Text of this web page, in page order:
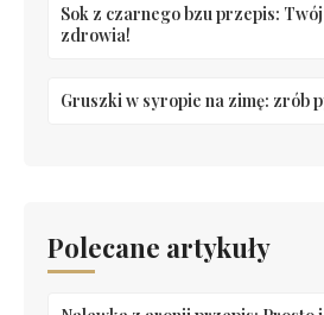
Sok z czarnego bzu przepis:
zdrowia!
Gruszki w syropie na zimę: zrób
Polecane artykuły